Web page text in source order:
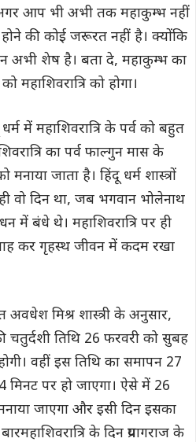
आप भी अभी तक महाकुम्भ नहीं
की कोई जरूरत नहीं है। क्योंकि
अभी शेष है। बता दे, महाकुम्भ का
महाशिवरात्रि को होगा।
में महाशिवरात्रि के पर्व को बहुत
का पर्व फाल्गुन मास के
जाता है। हिंदू धर्म शास्त्रों
वो दिन था, जब भगवान भोलेनाथ
में बंधे थे। महाशिवरात्रि पर ही
कर गृहस्थ जीवन में कदम रखा
अवधेश मिश्र शास्त्री के अनुसार,
तिथि 26 फरवरी को सुबह
वहीं इस तिथि का समापन 27
पर हो जाएगा। ऐसे में 26
मनाया जाएगा और इसी दिन इसका
के दिन प्रयागराज के